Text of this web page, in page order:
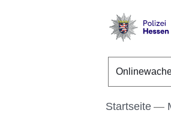
Direkt
Direkt
Direkt
Hessen
Startseite